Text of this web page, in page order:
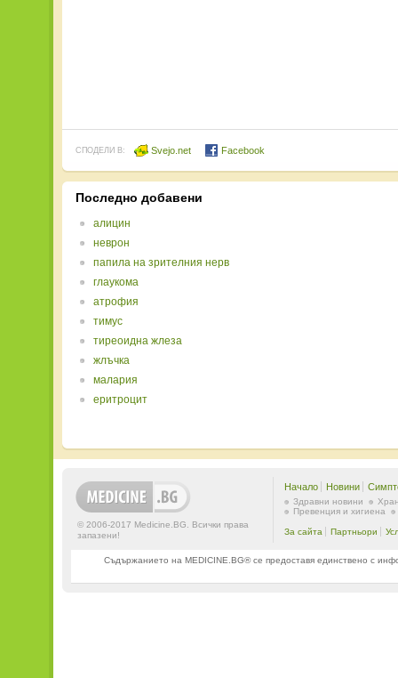
СПОДЕЛИ В: Svejo.net Facebook
Последно добавени
алицин
неврон
папила на зрителния нерв
глаукома
атрофия
тимус
тиреоидна жлеза
жлъчка
малария
еритроцит
© 2006-2017 Medicine.BG. Всички права
запазени!
Начало Новини
Здравни новини
Превенция и хигиена
За сайта Партньори
Съдържанието на MEDICINE.BG® се предоставя единствено с